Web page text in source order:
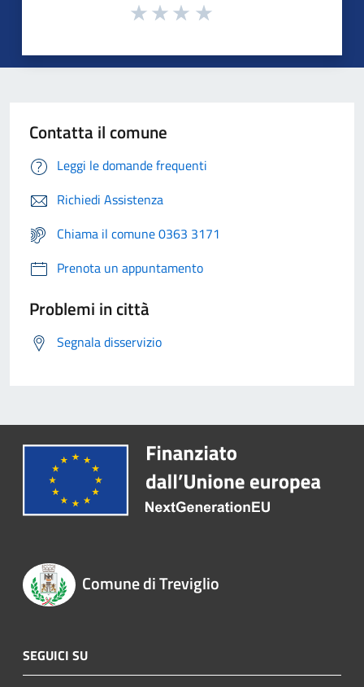
Contatta il comune
Leggi le domande frequenti
Richiedi Assistenza
Chiama il comune 0363 3171
Prenota un appuntamento
Problemi in città
Segnala disservizio
Comune di Treviglio
SEGUICI SU